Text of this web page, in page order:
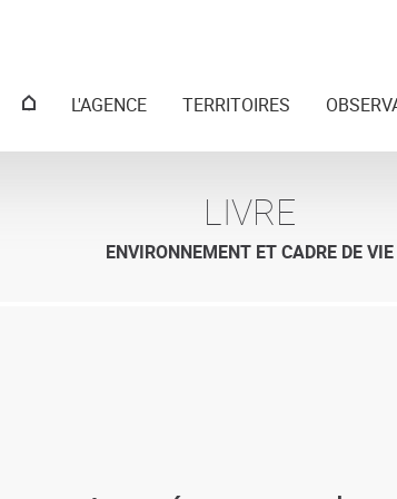
MenuL'AGENCE TERRITOIRES
LIVRE
ENVIRONNEMENT ET CADRE DE VIE